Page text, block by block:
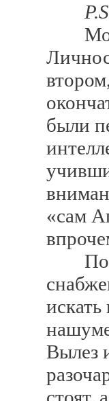
Моя
были
«сам
Вылез